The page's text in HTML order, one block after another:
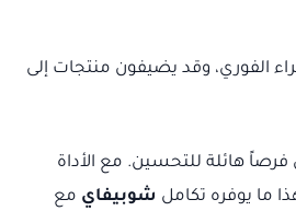
الفوري، وقد يضيفون منتجات إلى
فرصاً هائلة للتحسين. مع الأداة
ما يوفره تكامل شوبيفاي مع